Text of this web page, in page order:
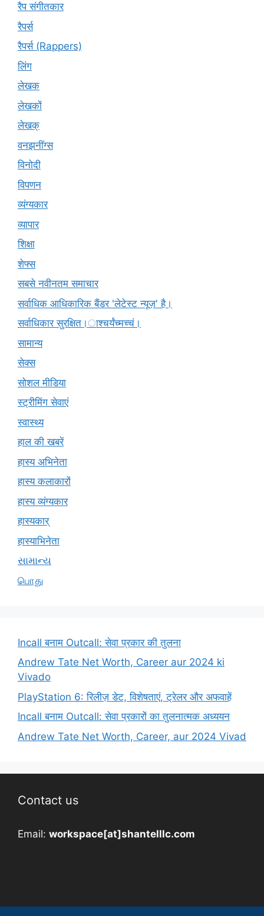
रैप संगीतकार
रैपर्स
रैपर्स (Rappers)
लिंग
लेखक
लेखकों
लेखक्
वनझनींग्स
विनोदी
विपणन
व्यंग्यकार
व्यापार
शिक्षा
शेफ्स
सबसे नवीनतम समाचार
सर्वाधिक आधिकारिक बैंडर 'लेटेस्ट न्यूज़' है।
सर्वाधिकार सुरक्षित।ाश्चर्यंच्मच्चं।
सामान्य
सेक्स
सोशल मीडिया
स्ट्रीमिंग सेवाएं
स्वास्थ्य
हाल की खबरें
हास्य अभिनेता
हास्य कलाकारों
हास्य व्यंग्यकार
हास्यकार्
हास्याभिनेता
સામાન્ય
பொது
Incall बनाम Outcall: सेवा प्रकार की तुलना
Andrew Tate Net Worth, Career aur 2024 ki
Vivado
PlayStation 6: रिलीज़ डेट, विशेषताएं, ट्रेलर और अफवाहें
Incall बनाम Outcall: सेवा प्रकारों का तुलनात्मक अध्ययन
Andrew Tate Net Worth, Career, aur 2024 Vivad
Contact us
Email: workspace[at]shantelllc.com